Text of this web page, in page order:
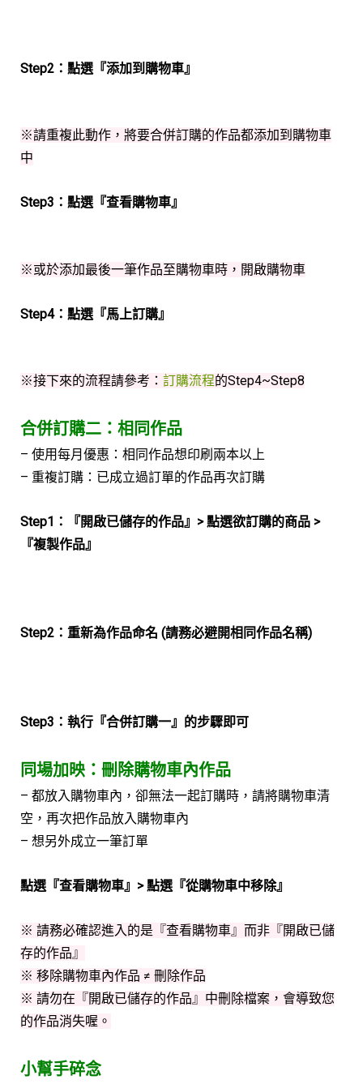
Step2：點選『添加到購物車』
※請重複此動作，將要合併訂購的作品都添加到購物車
中
Step3：點選『查看購物車』
※或於添加最後一筆作品至購物車時，開啟購物車
Step4：點選『馬上訂購』
※接下來的流程請參考： 訂購流程的Step4~Step8
合併訂購二：相同作品
– 使用每月優惠：相同作品想印刷兩本以上
– 重複訂購：已成立過訂單的作品再次訂購
Step1：『開啟已儲存的作品』> 點選欲訂購的商品 >
『複製作品』
Step2：重新為作品命名 (請務必避開相同作品名稱)
Step3：執行『合併訂購一』的步驟即可
同場加映：刪除購物車內作品
– 都放入購物車內，卻無法一起訂購時，請將購物車清
空，再次把作品放入購物車內
– 想另外成立一筆訂單
點選『查看購物車』> 點選『從購物車中移除』
※ 請務必確認進入的是『查看購物車』而非『開啟已儲
存的作品』
※ 移除購物車內作品 ≠ 刪除作品
※ 請勿在『開啟已儲存的作品』中刪除檔案，會導致您
的作品消失喔。
小幫手碎念